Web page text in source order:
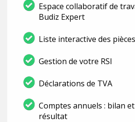
Espace collaboratif de
Budiz Expert
Liste interactive des
Gestion de votre RSI
Déclarations de TVA
Comptes annuels : bilan
résultat